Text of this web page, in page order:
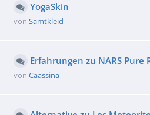
YogaSkin
vonSamtkleid
Erfahrungen zu NARS
vonCaassina